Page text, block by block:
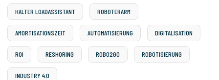
HALTER LOADASSISTANT ROBOTERARM
AMORTISATIONSZEIT AUTOMATISIERUNG DIGITALISATION
ROI RESHORING ROBO2GO ROBOTISIERUNG
INDUSTRY 4.0